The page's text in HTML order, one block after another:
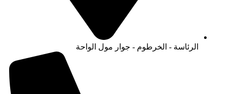
الرئاسة - الخرطوم - جوار مول الواحة